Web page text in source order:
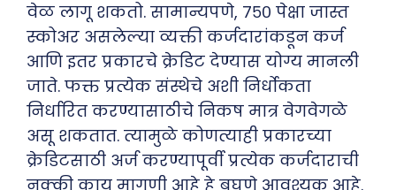
वेळ लागू शकतो. सामान्यपणे, ७५० पेक्षा जास्त
स्कोअर असलेल्या व्यक्ती कर्जदारांकडून कर्ज
आणि इतर प्रकारचे क्रेडिट देण्यास योग्य मानली
जाते. फक्त प्रत्येक संस्थेचे अशी निर्धोकता
निर्धारित करण्यासाठीचे निकष मात्र वेगवेगळे
असू शकतात. त्यामुळे कोणत्याही प्रकारच्या
क्रेडिटसाठी अर्ज करण्यापूर्वी प्रत्येक कर्जदाराची
नक्की काय मागणी आहे हे बघणे आवश्यक आहे.